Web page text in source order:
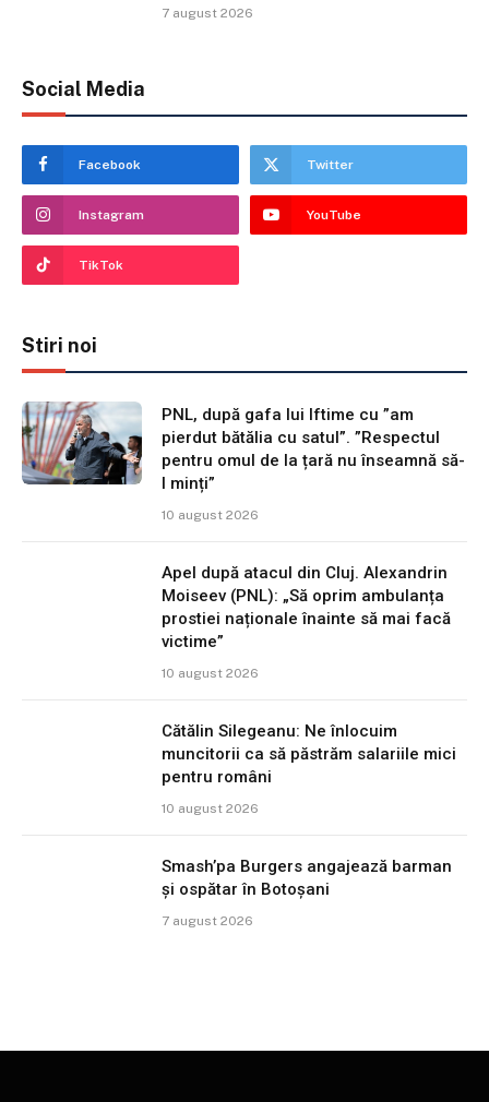
7 august 2026
Social Media
Facebook Twitter
Instagram YouTube
TikTok
Stiri noi
PNL, după gafa lui Iftime cu ”am
pierdut bătălia cu satul”. ”Respectul
pentru omul de la țară nu înseamnă să-
l minți”
10 august 2026
Apel după atacul din Cluj. Alexandrin
Moiseev (PNL): „Să oprim ambulanța
prostiei naționale înainte să mai facă
victime”
10 august 2026
Cătălin Silegeanu: Ne înlocuim
muncitorii ca să păstrăm salariile mici
pentru români
10 august 2026
Smash’pa Burgers angajează barman
și ospătar în Botoșani
7 august 2026